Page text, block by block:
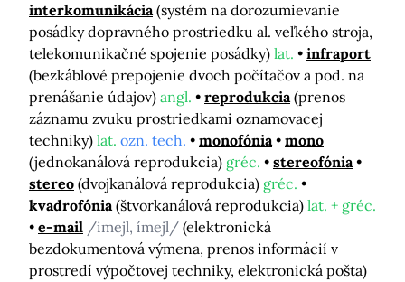
interkomunikácia (systém na dorozumievanie
posádky dopravného prostriedku al. veľkého stroja,
telekomunikačné spojenie posádky) lat.
infraport
(bezkáblové prepojenie dvoch počítačov a pod. na
prenášanie údajov) angl. reprodukcia (prenos
záznamu zvuku prostriedkami oznamovacej
techniky) lat. ozn. tech. monofónia
mono
(jednokanálová reprodukcia) gréc.
stereofónia
stereo (dvojkanálová reprodukcia) gréc.
kvadrofónia (štvorkanálová reprodukcia) lat. + gréc.
e-mail /imejl, ímejl/ (elektronická
bezdokumentová výmena, prenos informácií v
prostredí výpočtovej techniky, elektronická pošta)